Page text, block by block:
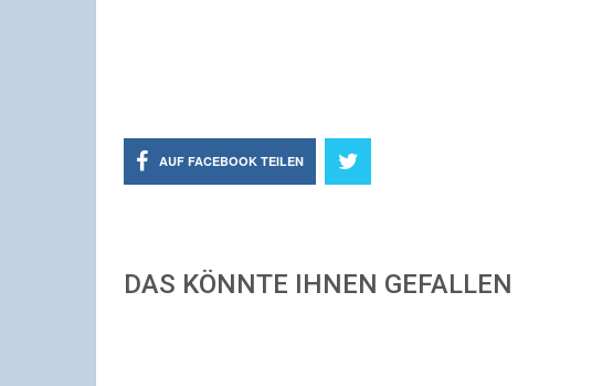
AUF FACEBOOK TEILEN
DAS KÖNNTE IHNEN GEFALLEN